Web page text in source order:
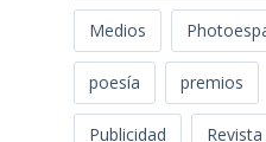
Medios
poesía premios
Publicidad Revista